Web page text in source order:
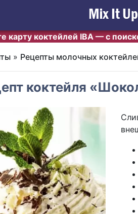
карту коктейлей IBA — с
» Рецепты молочных
коктейля